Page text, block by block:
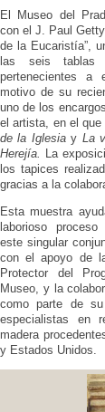
El Museo del
con el J. Paul
de la Eucaristía”,
las seis tablas
pertenecientes a
motivo de su
uno de los
el artista, en el
de la Iglesiay La
Herejía.
La
los tapices
gracias a la
Esta muestra
laborioso
este singular
con el apoyo de
Protector del
Museo, y la
como parte de
especialistas en
madera
y Estados Unidos.